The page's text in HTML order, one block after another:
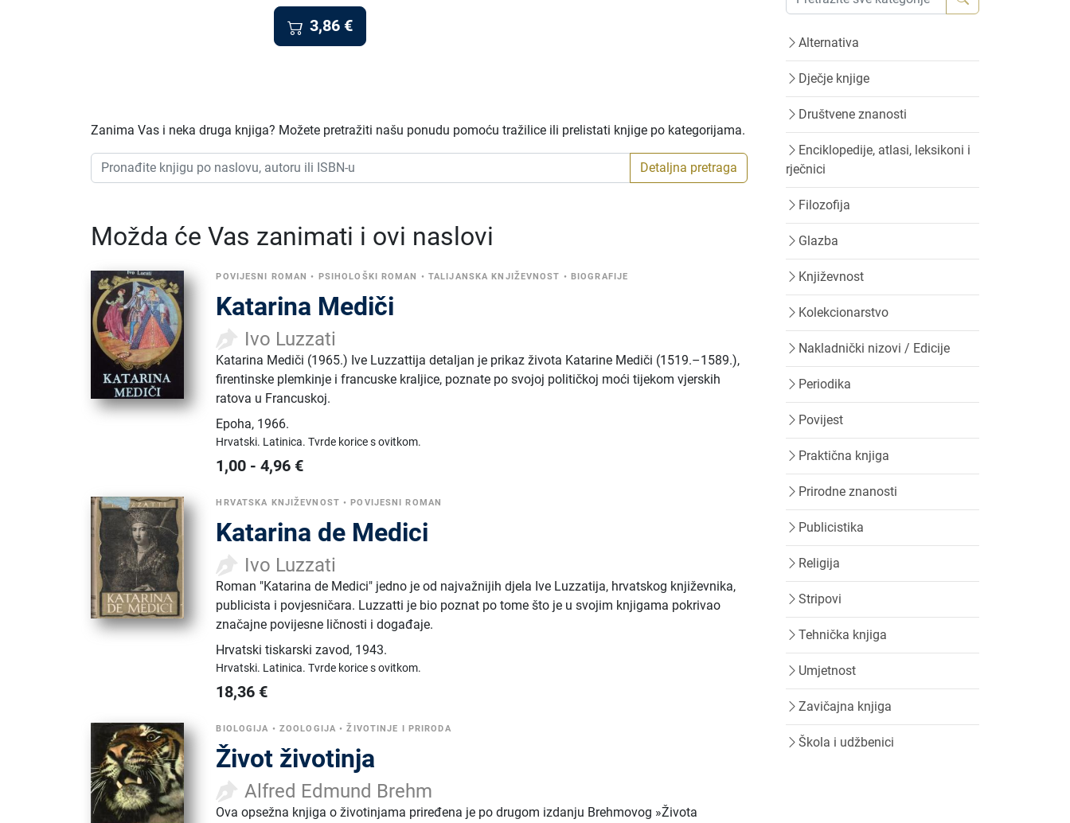
3,86 €
Zanima Vas i neka druga knjiga? Možete pretražiti našu ponudu pomoću tražilice ili prelistati knjige po kategorijama.
Detaljna pretraga
Možda će Vas zanimati i ovi naslovi
POVIJESNI ROMAN • PSIHOLOŠKI ROMAN • TALIJANSKA KNJIŽEVNOST • BIOGRAFIJE
Katarina Mediči
Ivo Luzzati
Katarina Mediči (1965.) Ive Luzzattija detaljan je prikaz života Katarine Mediči (1519.–1589.),
firentinske plemkinje i francuske kraljice, poznate po svojoj političkoj moći tijekom vjerskih
ratova u Francuskoj.
Epoha, 1966.
Hrvatski. Latinica.Tvrde korice s ovitkom.
1,00 -4,96 €
HRVATSKA KNJIŽEVNOST • POVIJESNI ROMAN
Katarina de Medici
Ivo Luzzati
Roman "Katarina de Medici" jedno je od najvažnijih djela Ive Luzzatija, hrvatskog književnika,
publicista i povjesničara. Luzzatti je bio poznat po tome što je u svojim knjigama pokrivao
značajne povijesne ličnosti i događaje.
Hrvatski tiskarski zavod, 1943.
Hrvatski. Latinica.Tvrde korice s ovitkom.
18,36 €
BIOLOGIJA • ZOOLOGIJA •ŽIVOTINJE I PRIRODA
Život životinja
Alfred Edmund Brehm
Ova opsežna knjiga o životinjama priređena je po drugom izdanju Brehmovog »Života
Alternativa
Dječje knjige
Društvene znanosti
Enciklopedije, atlasi, leksikoni i
rječnici
Filozofija
Glazba
Književnost
Kolekcionarstvo
Nakladnički nizovi / Edicije
Periodika
Povijest
Praktična knjiga
Prirodne znanosti
Publicistika
Religija
Stripovi
Tehnička knjiga
Umjetnost
Zavičajna knjiga
Škola i udžbenici